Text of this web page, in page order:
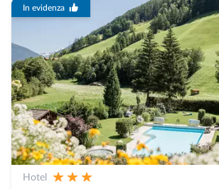
In evidenza
Hotel